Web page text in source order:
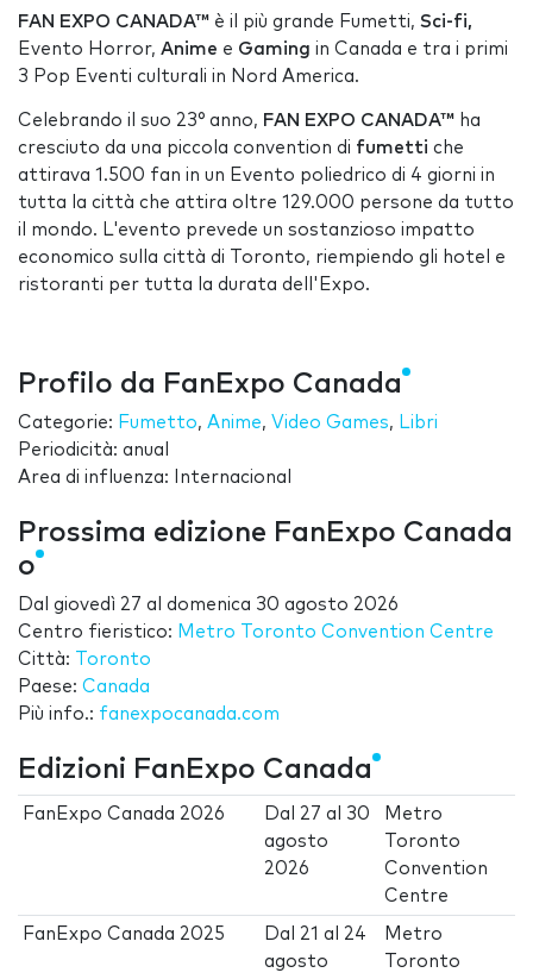
FAN EXPO CANADA™ è il più grande Fumetti, Sci-fi,
Evento Horror, Anime e Gaming in Canada e tra i primi
3 Pop Eventi culturali in Nord America.
Celebrando il suo 23° anno, FAN EXPO CANADA™ ha
cresciuto da una piccola convention di fumetti che
attirava 1.500 fan in un Evento poliedrico di 4 giorni in
tutta la città che attira oltre 129.000 persone da tutto
il mondo. L'evento prevede un sostanzioso impatto
economico sulla città di Toronto, riempiendo gli hotel e
ristoranti per tutta la durata dell'Expo.
Profilo da FanExpo Canada
Categorie: Fumetto, Anime, Video Games, Libri
Periodicità: anual
Area di influenza: Internacional
Prossima edizione FanExpo Canada
o
Dal giovedì 27 al domenica 30 agosto 2026
Centro fieristico: Metro Toronto Convention Centre
Città:
Toronto
Paese: Canada
Più info.: fanexpocanada.com
Edizioni FanExpo Canada
FanExpo Canada 2026 Dal 27 al 30
agosto
2026
Metro
Toronto
Convention
Centre
FanExpo Canada 2025 Dal 21 al 24
agosto
Metro
Toronto